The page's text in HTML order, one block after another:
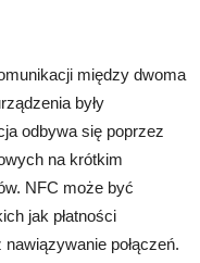
między dwoma
były
odbywa się poprzez
na krótkim
NFC może być
jak płatności
połączeń.